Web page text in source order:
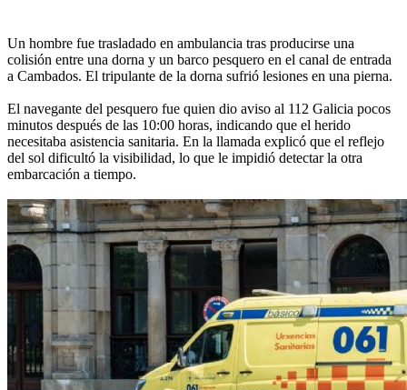
Un hombre fue trasladado en ambulancia tras producirse una
colisión entre una dorna y un barco pesquero en el canal de entrada
a Cambados. El tripulante de la dorna sufrió lesiones en una pierna.
El navegante del pesquero fue quien dio aviso al 112 Galicia pocos
minutos después de las 10:00 horas, indicando que el herido
necesitaba asistencia sanitaria. En la llamada explicó que el reflejo
del sol dificultó la visibilidad, lo que le impidió detectar la otra
embarcación a tiempo.